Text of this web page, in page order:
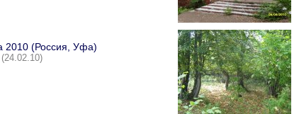
2010 (Россия, Уфа)